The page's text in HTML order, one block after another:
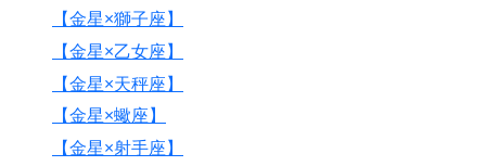
【金星×獅子座】
【金星×乙女座】
【金星×天秤座】
【金星×蠍座】
【金星×射手座】